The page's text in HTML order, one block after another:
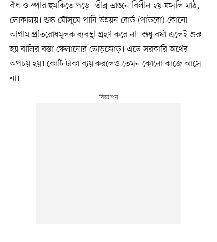
বাঁধ ও স্পার হুমকিতে পড়ে। তীব্র ভাঙনে বিলীন হয় ফসলি মাঠ,
লোকালয়। শুষ্ক মৌসুমে পানি উন্নয়ন বোর্ড (পাউবো) কোনো
আগাম প্রতিরোধমূলক ব্যবস্থা গ্রহণ করে না। শুধু বর্ষা এলেই শুরু
হয় বালির বস্তা ফেলানোর তোড়জোড়। এতে সরকারি অর্থের
অপচয় হয়। কোটি টাকা ব্যয় করলেও তেমন কোনো কাজে আসে
না।